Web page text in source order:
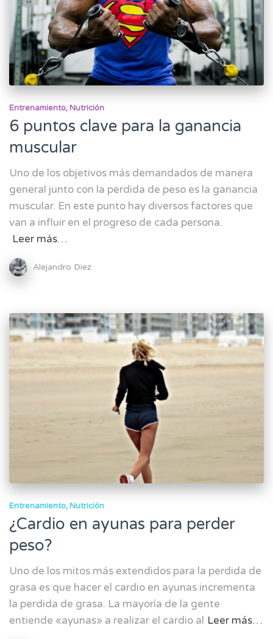
Entrenamiento Nutrición
6 puntos clave para la ganancia
muscular
Uno de los objetivos más demandados de manera
general junto con la perdida de peso es la ganancia
muscular. En este punto hay diversos factores que
van a influir en el progreso de cada persona.
Leer más…
Alejandro Diez
Entrenamiento Nutrición
¿Cardio en ayunas para perder
peso?
Uno de los mitos más extendidos para la perdida de
grasa es que hacer el cardio en ayunas incrementa
la perdida de grasa. La mayoría de la gente
entiende «ayunas» a realizar el cardio al Leer más…